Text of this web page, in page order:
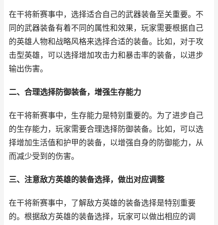
在干将新赛事中，选择适合自己的武器装备至关重要。不
同的武器装备有着不同的属性和效果，玩家需要根据自己
的英雄人物和战略风格来选择合适的装备。比如，对于攻
击型英雄，可以选择增加攻击力和暴击率的装备，以进步
输出伤害。
二、合理选择防御装备，增强生存能力
在干将新赛事中，生存能力是特别重要的。为了进步自己
的生存能力，玩家需要合理选择防御装备。比如，可以选
择增加生活值和护甲的装备，以增强自身的防御能力，从
而减少受到的伤害。
三、注意敌方英雄的装备选择，做出对应调整
在干将新赛事中，了解敌方英雄的装备选择是特别重要
的。根据敌方英雄的装备选择，玩家可以做出相应的调